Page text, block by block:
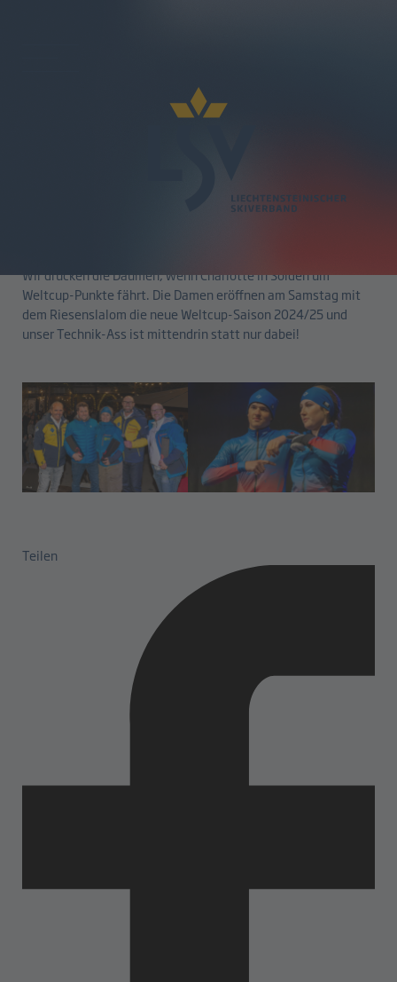
Wir drücken die Daumen, wenn Charlotte in Sölden um
Weltcup-Punkte fährt. Die Damen eröffnen am Samstag mit
dem Riesenslalom die neue Weltcup-Saison 2024/25 und
unser Technik-Ass ist mittendrin statt nur dabei!
Teilen